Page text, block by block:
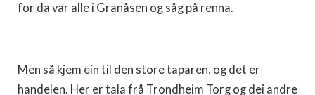
for da var alle i Granåsen og såg på renna.
Men så kjem ein til den store taparen, og det er
handelen. Her er tala frå Trondheim Torg og dei andre